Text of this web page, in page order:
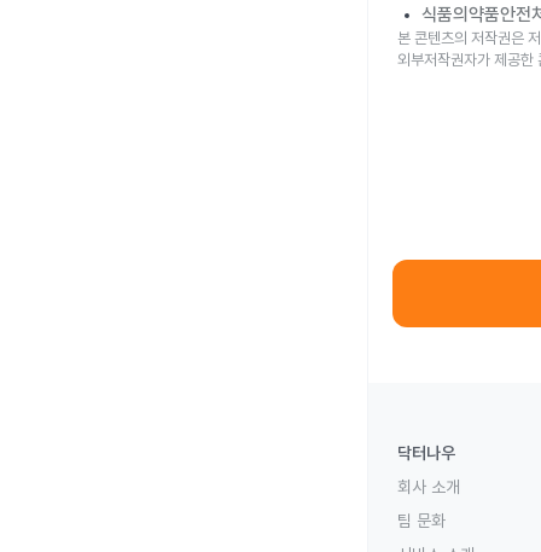
식품의약품안전
본 콘텐츠의 저작권은
외부저작권자가 제공한
닥터나우
회사 소개
팀 문화